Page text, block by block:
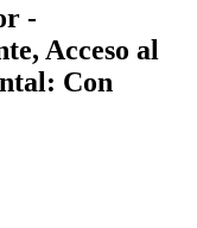
-
Acceso al
Con